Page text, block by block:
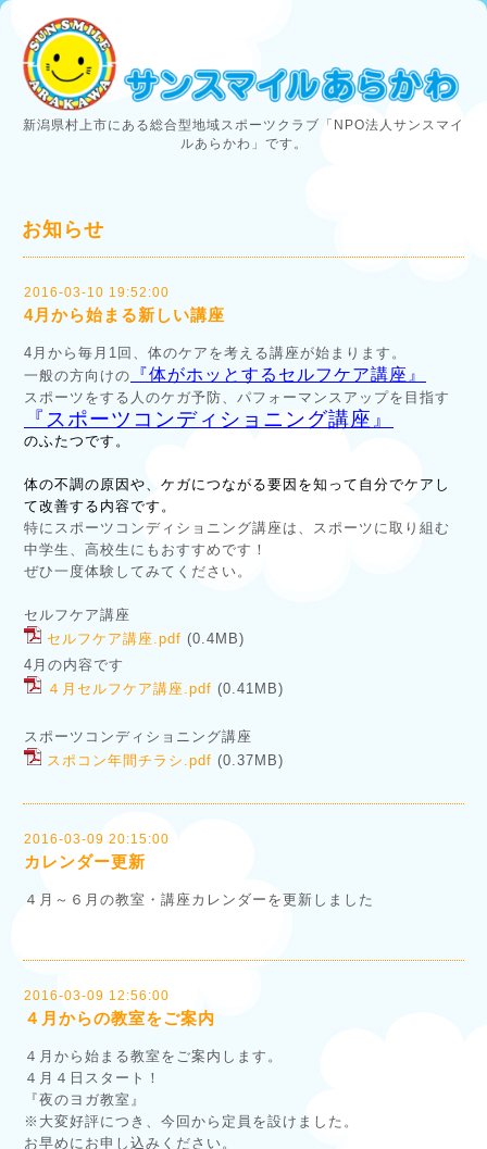
新潟県村上市にある総合型地域スポーツクラブ「NPO法人サンスマイ
ルあらかわ」です。
お知らせ
2016-03-10 19:52:00
4月から始まる新しい講座
4月から毎月1回、体のケアを考える講座が始まります。
一般の方向けの
『体がホッとするセルフケア講座』
スポーツをする人のケガ予防、パフォーマンスアップを目指す
『スポーツコンディショニング講座』
のふたつです。
体の不調の原因や、ケガにつながる要因を知って自分でケアし
て改善する内容です。
特にスポーツコンディショニング講座は、スポーツに取り組む
中学生、高校生にもおすすめです！
ぜひ一度体験してみてください。
セルフケア講座
セルフケア講座.pdf (0.4MB)
4月の内容です
４月セルフケア講座.pdf (0.41MB)
スポーツコンディショニング講座
スポコン年間チラシ.pdf (0.37MB)
2016-03-09 20:15:00
カレンダー更新
４月～６月の教室・講座カレンダーを更新しました
2016-03-09 12:56:00
４月からの教室をご案内
４月から始まる教室をご案内します。
４月４日スタート！
『夜のヨガ教室』
※大変好評につき、今回から定員を設けました。
お早めにお申し込みください。